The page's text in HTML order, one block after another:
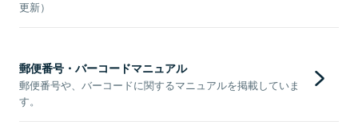
更新）
郵便番号・バーコードマニュアル
郵便番号や、バーコードに関するマニュアルを掲載していま
す。